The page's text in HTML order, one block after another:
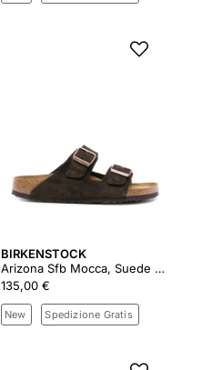
BIRKENSTOCK
Arizona Sfb Mocca, Suede Leather
135,00 €
New Spedizione Gratis